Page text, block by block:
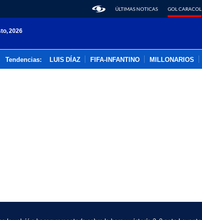
ÚLTIMAS NOTICAS GOL CARACOL
2026
Tendencias: LUIS DÍAZ FIFA-INFANTINO MILLONARIOS